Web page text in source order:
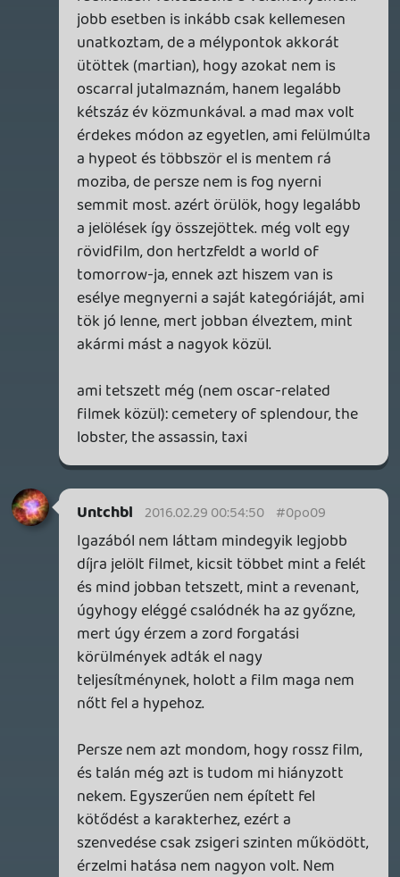
Film, ami mindenkinek tetszett, de
szerintem maximum közepes: Mad Max
Edina 2016.02.28 22:22:55 #0po04
Jó kis lista. Én a What we do in the
shadows-t ajánlanám még, ha kimaradt
volna:)
gabi1818 2016.02.28 22:08:04 #0po03
nálam top5:
1. The Revenant
csak mert ideje lenne már odaadni Leonak
azt a nyamvadt oscart 🙂
2. Room
maradjunk annyiban h férfi létemre
megkönnyeztem a filmet 😃
helyen rettentően elhatárolódtam a
karakter tetteitől és megnyilvánulásaitól.
(tükrös jelenet WTF?! )
4. Ex Machina
5. Mad Max
sajnos még nekem is van mit pótolnom így
ez a lista is képlékeny 😕
mcmacko 2016.02.28 21:43:51 #0po02
Hű, a Danish Girl-t ezek után szívesen
megnézném.